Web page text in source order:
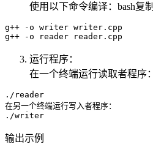
使用以下命令编译：bash复制
g++ -o writer writer.cpp
运行程序：
在一个终端运行读取者程序：
./reader
在另一个终端运行写入者程序：
输出示例